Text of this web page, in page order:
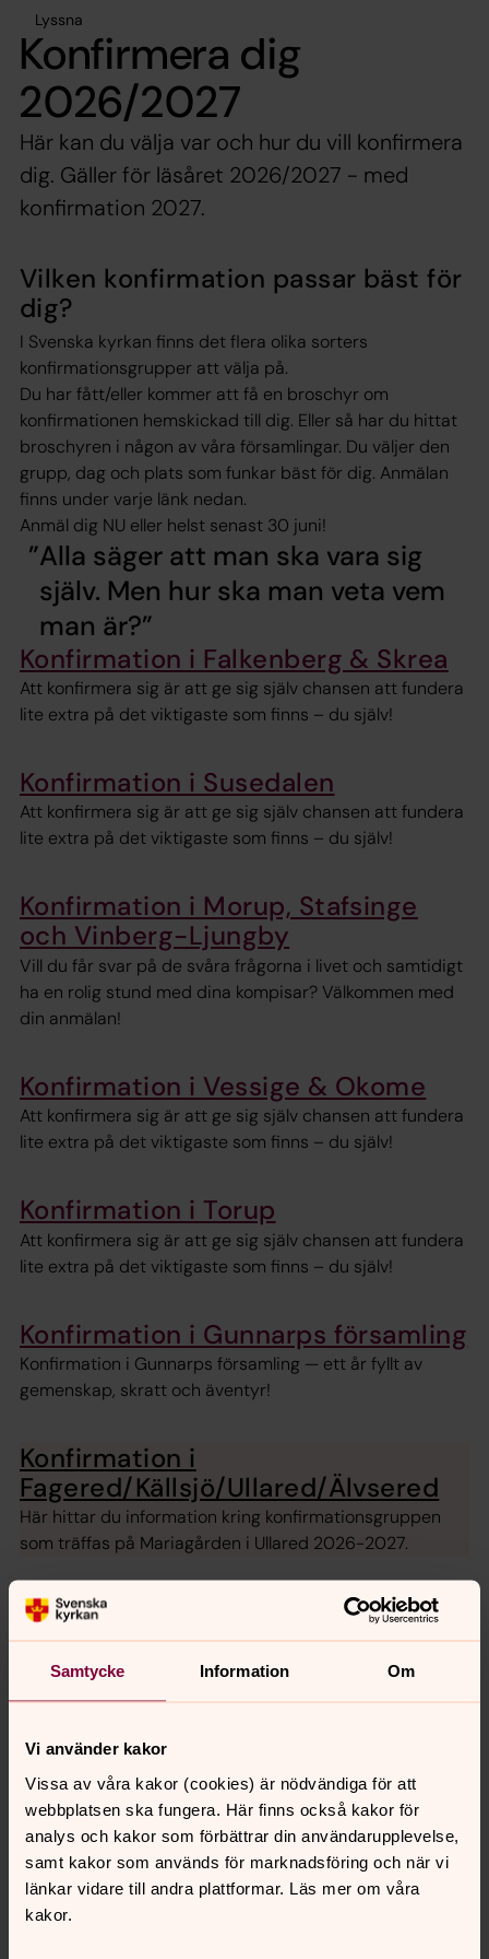
Samtycke Information Om
Vi använder kakor
Vissa av våra kakor (cookies) är nödvändiga för att
webbplatsen ska fungera. Här finns också kakor för
analys och kakor som förbättrar din användarupplevelse,
samt kakor som används för marknadsföring och när vi
länkar vidare till andra plattformar. Läs mer om våra
kakor.
Lyssna
Konfirmera dig
2026/2027
Här kan du välja var och hur du vill konfirmera
dig. Gäller för läsåret 2026/2027 - med
konfirmation 2027.
Vilken konfirmation passar bäst för
dig?
I Svenska kyrkan finns det flera olika sorters
konfirmationsgrupper att välja på.
Du har fått/eller kommer att få en broschyr om
konfirmationen hemskickad till dig. Eller så har du hittat
broschyren i någon av våra församlingar. Du väljer den
grupp, dag och plats som funkar bäst för dig. Anmälan
finns under varje länk nedan.
Anmäl dig NU eller helst senast 30 juni!
Alla säger att man ska vara sig
själv. Men hur ska man veta vem
man är?
Konfirmation i Falkenberg & Skrea
Att konfirmera sig är att ge sig själv chansen att fundera
lite extra på det viktigaste som finns – du själv!
Konfirmation i Susedalen
Att konfirmera sig är att ge sig själv chansen att fundera
lite extra på det viktigaste som finns – du själv!
Konfirmation i Morup, Stafsinge
och Vinberg-Ljungby
Vill du får svar på de svåra frågorna i livet och samtidigt
ha en rolig stund med dina kompisar? Välkommen med
din anmälan!
Konfirmation i Vessige & Okome
Att konfirmera sig är att ge sig själv chansen att fundera
lite extra på det viktigaste som finns – du själv!
Konfirmation i Torup
Att konfirmera sig är att ge sig själv chansen att fundera
lite extra på det viktigaste som finns – du själv!
Konfirmation i Gunnarps församling
Konfirmation i Gunnarps församling — ett år fyllt av
gemenskap, skratt och äventyr!
Konfirmation i
Fagered/Källsjö/Ullared/Älvsered
Här hittar du information kring konfirmationsgruppen
som träffas på Mariagården i Ullared 2026-2027.
Här är våra konfirmationsgrupper
Konfa-grupperna väntas vara färdiga i början av maj.
Watch out!
Falkenberg & Skrea
Morup, Stafsinge, Vinberg-Ljungby
Torup
Vessige & Okome
Susedalen
Gunnarp/Ätran
Fagered/Källsjö/Ullared/Älvsered